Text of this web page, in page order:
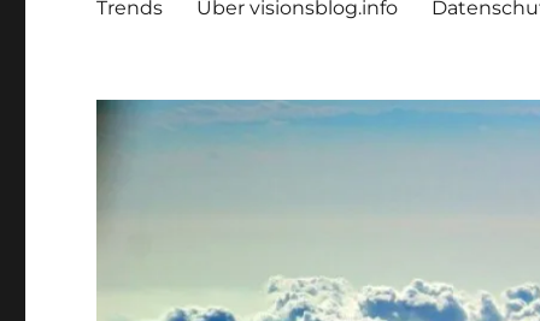
Trends Über visionsblog.info